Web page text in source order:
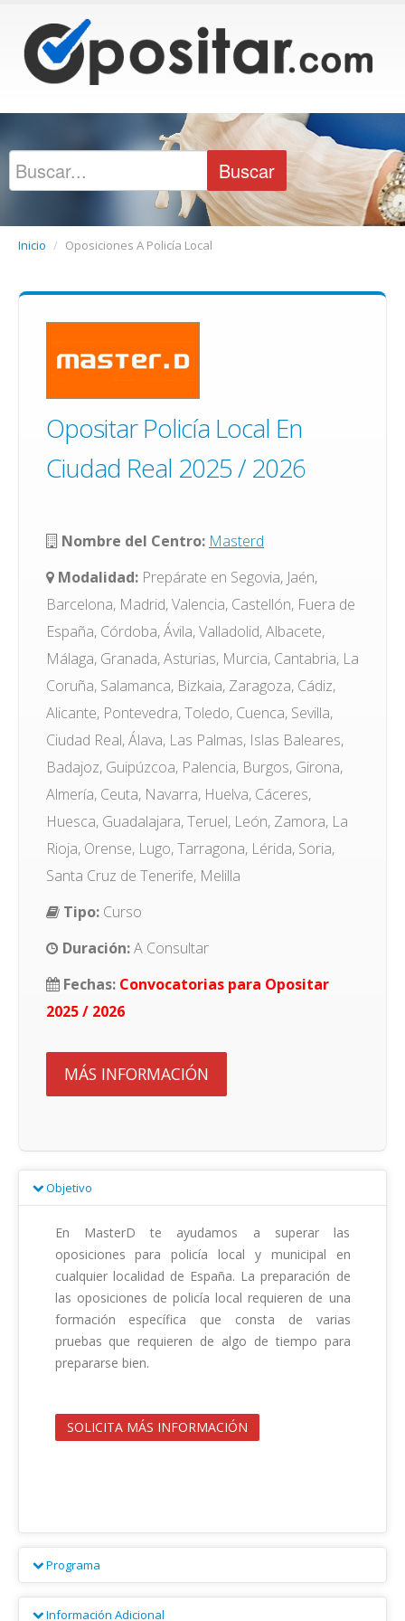
Inicio / Oposiciones A Policía Local
Opositar Policía Local En
Ciudad Real 2025 / 2026
Nombre del Centro: Masterd
Modalidad: Prepárate en Segovia, Jaén,
Barcelona, Madrid, Valencia, Castellón, Fuera de
España, Córdoba, Ávila, Valladolid, Albacete,
Málaga, Granada, Asturias, Murcia, Cantabria, La
Coruña, Salamanca, Bizkaia, Zaragoza, Cádiz,
Alicante, Pontevedra, Toledo, Cuenca, Sevilla,
Ciudad Real, Álava, Las Palmas, Islas Baleares,
Badajoz, Guipúzcoa, Palencia, Burgos, Girona,
Almería, Ceuta, Navarra, Huelva, Cáceres,
Huesca, Guadalajara, Teruel, León, Zamora, La
Rioja, Orense, Lugo, Tarragona, Lérida, Soria,
Santa Cruz de Tenerife, Melilla
Tipo: Curso
Duración:A Consultar
Fechas: Convocatorias para Opositar
2025 / 2026
MÁS INFORMACIÓN
Objetivo
En MasterD te ayudamos a superar las
oposiciones para policía local y municipal en
cualquier localidad de España. La preparación de
las oposiciones de policía local requieren de una
formación específica que consta de varias
pruebas que requieren de algo de tiempo para
prepararse bien.
SOLICITA MÁS INFORMACIÓN
Programa
La preparación del acceso a la policía local que
Información Adicional